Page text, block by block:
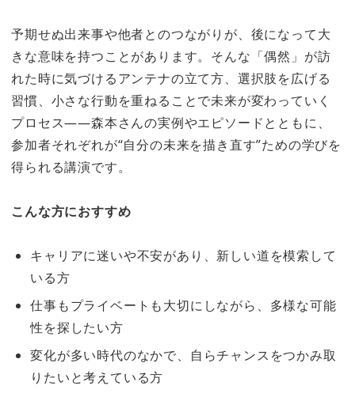
予期せぬ出来事や他者とのつながりが、後になって大
きな意味を持つことがあります。そんな「偶然」が訪
れた時に気づけるアンテナの立て方、選択肢を広げる
習慣、小さな行動を重ねることで未来が変わっていく
プロセス——森本さんの実例やエピソードとともに、
参加者それぞれが“自分の未来を描き直す”ための学びを
得られる講演です。
こんな方におすすめ
キャリアに迷いや不安があり、新しい道を模索して
いる方
仕事もプライベートも大切にしながら、多様な可能
性を探したい方
変化が多い時代のなかで、自らチャンスをつかみ取
りたいと考えている方